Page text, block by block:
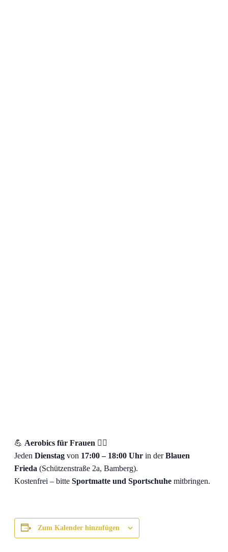
💪 Aerobics für Frauen 🤸‍♀️
Jeden Dienstag von 17:00 – 18:00 Uhr in derBlauen
Frieda (Schützenstraße 2a, Bamberg).
Kostenfrei – bitte Sportmatte und Sportschuhe mitbringen.
Zum Kalender hinzufügen